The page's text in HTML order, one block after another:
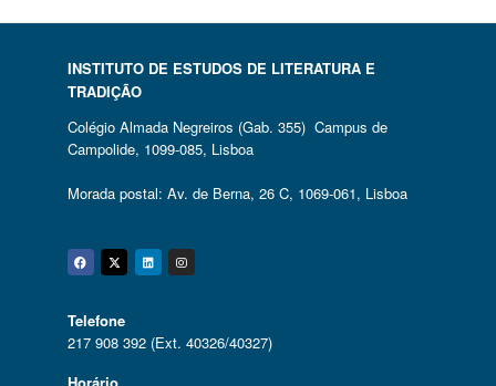
INSTITUTO DE ESTUDOS DE LITERATURA E
TRADIÇÃO
Colégio Almada Negreiros (Gab. 355) Campus de
Campolide, 1099-085, Lisboa
Morada postal: Av. de Berna, 26 C, 1069-061, Lisboa
Facebook
Twitter
Linkedin
Instagram
Telefone
217 908 392 (Ext. 40326/40327)